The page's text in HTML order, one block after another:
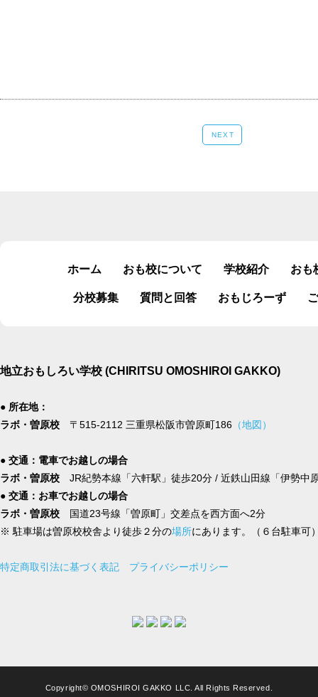
NEXT
ホーム おも校について 学校紹介 おも
分校募集 質問と回答 おもじろーず
地立おもしろい学校 (CHIRITSU OMOSHIROI GAKKO)
● 所在地：
ラボ・曽原校 〒515-2112 三重県松阪市曽原町186 （地図）
● 交通：電車でお越しの場合
ラボ・曽原校 JR紀勢本線「六軒駅」徒歩20分 / 近鉄山田線「伊勢中
● 交通：お車でお越しの場合
ラボ・曽原校 国道23号線「曽原町」交差点を西方面へ2分
※ 駐車場は曽原校校舎より徒歩２分の場所にあります。（６台駐車可
特定商取引法に基づく表記 プライバシーポリシー
Copyright© OMOSHIROI GAKKO LLC. All Rights Reserved.